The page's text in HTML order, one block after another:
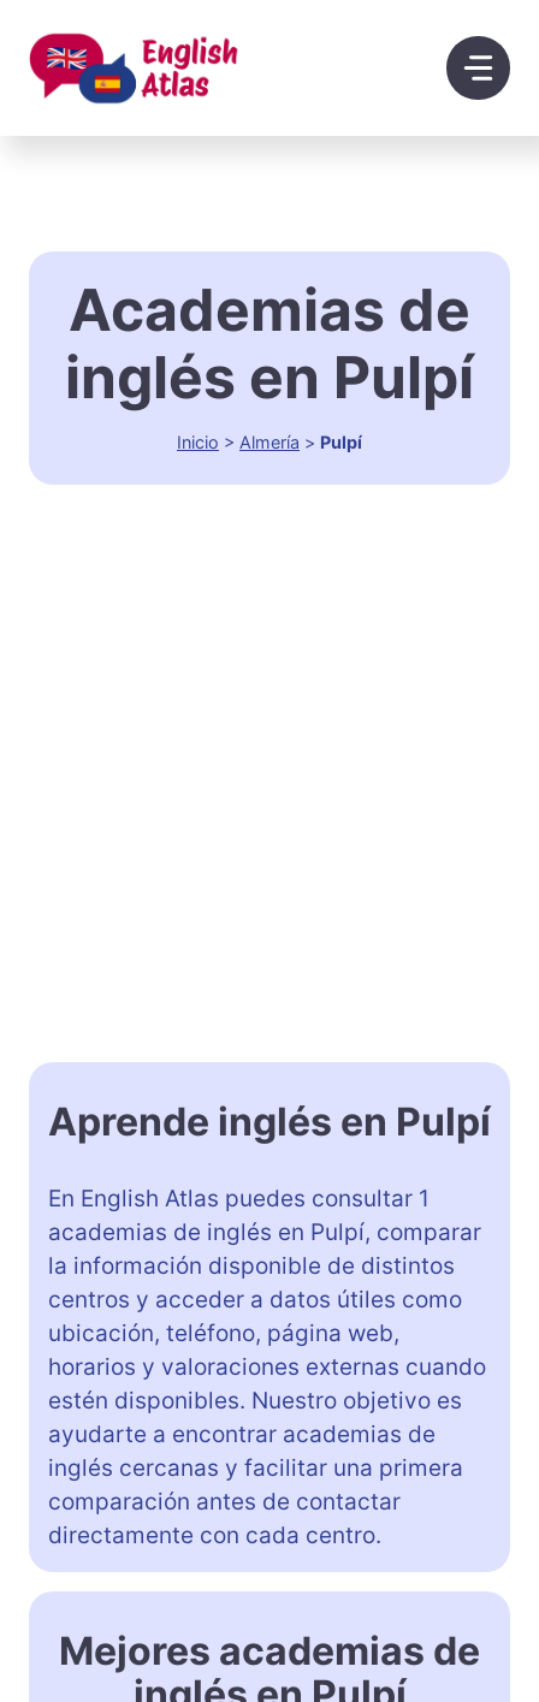
contenido
Academias de
inglés en Pulpí
Inicio > Almería > Pulpí
Aprende inglés en Pulpí
En English Atlas puedes consultar 1
academias de inglés en Pulpí, comparar
la información disponible de distintos
centros y acceder a datos útiles como
ubicación, teléfono, página web,
horarios y valoraciones externas cuando
estén disponibles. Nuestro objetivo es
ayudarte a encontrar academias de
inglés cercanas y facilitar una primera
comparación antes de contactar
directamente con cada centro.
Mejores academias de